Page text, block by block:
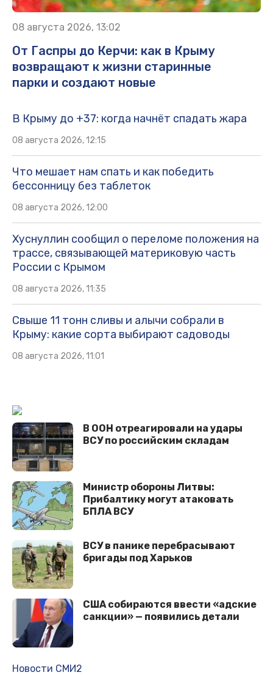
08 августа 2026, 13:02
От Гаспры до Керчи: как в Крыму
возвращают к жизни старинные
парки и создают новые
В Крыму до +37: когда начнёт спадать жара
08 августа 2026, 12:15
Что мешает нам спать и как победить
бессонницу без таблеток
08 августа 2026, 12:00
Хуснуллин сообщил о переломе положения на
трассе, связывающей материковую часть
России с Крымом
08 августа 2026, 11:35
Свыше 11 тонн сливы и алычи собрали в
Крыму: какие сорта выбирают садоводы
08 августа 2026, 11:01
В ООН отреагировали на удары
ВСУ по российским складам
Министр обороны Литвы:
Прибалтику могут атаковать
БПЛА ВСУ
ВСУ в панике перебрасывают
бригады под Харьков
США собираются ввести «адские
санкции» — появились детали
Новости СМИ2